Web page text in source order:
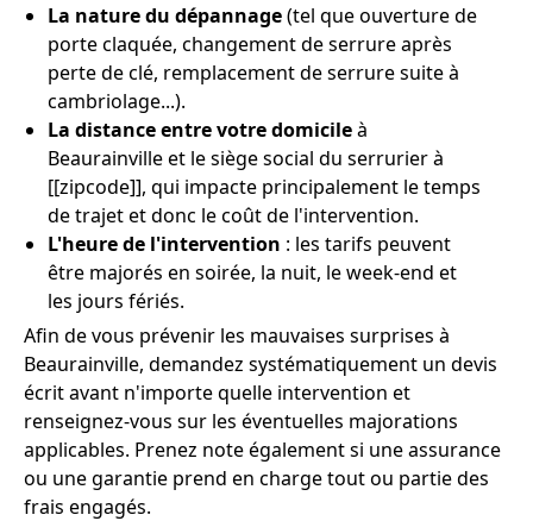
La nature du dépannage(tel que ouverture de
porte claquée, changement de serrure après
perte de clé, remplacement de serrure suite à
cambriolage...).
La distance entre votre domicileà
Beaurainville et le siège social du serrurier à
[[zipcode]], qui impacte principalement le temps
de trajet et donc le coût de l'intervention.
L'heure de l'intervention : les tarifs peuvent
être majorés en soirée, la nuit, le week-end et
les jours fériés.
Afin de vous prévenir les mauvaises surprises à
Beaurainville, demandez systématiquement un devis
écrit avant n'importe quelle intervention et
renseignez-vous sur les éventuelles majorations
applicables. Prenez note également si une assurance
ou une garantie prend en charge tout ou partie des
frais engagés.